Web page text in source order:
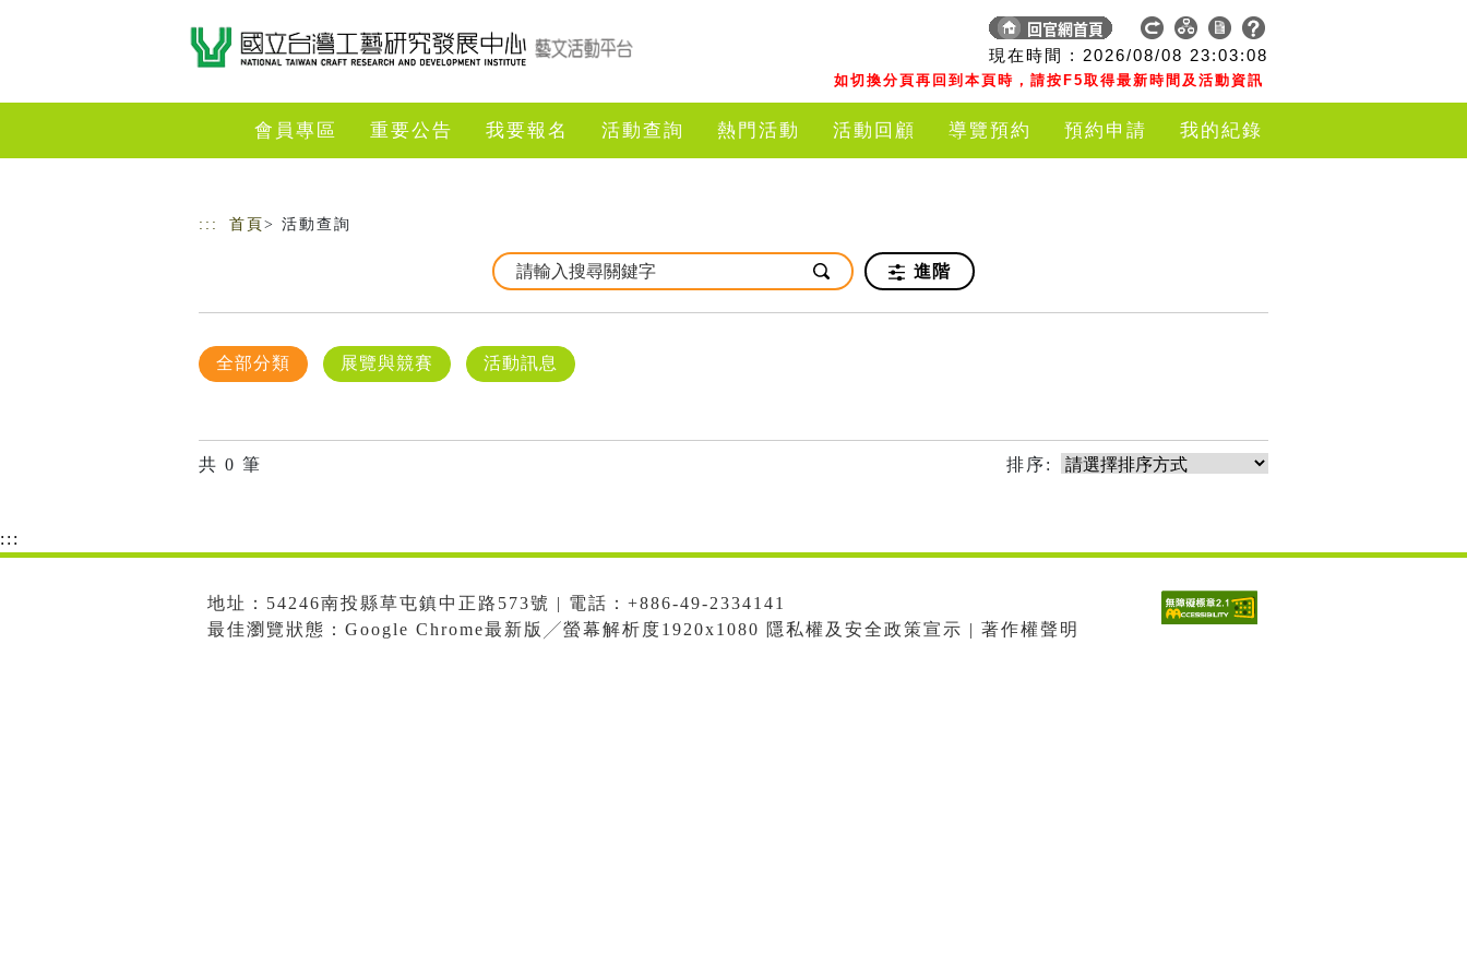
現在時間 : 2026/08/08 23:03:08
如切換分頁再回到本頁時，請按F5取得最新時間及活動資訊
會員專區 重要公告 我要報名 活動查詢 熱門活動 活動回顧 導覽預約 預約申請 我的紀錄
::: 首頁 > 活動查詢
進階
全部分類 展覽與競賽 活動訊息
共 0 筆 排序:
:::
地址：54246南投縣草屯鎮中正路573號 | 電話：+886-49-2334141
最佳瀏覽狀態：Google Chrome最新版╱螢幕解析度1920x1080 隱私權及安全政策宣示 | 著作權聲明